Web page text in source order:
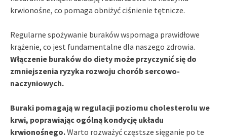
krwionośne, co pomaga obniżyć ciśnienie tętnicze.
Regularne spożywanie buraków wspomaga prawidłowe
krążenie, co jest fundamentalne dla naszego zdrowia.
Włączenie buraków do diety może przyczynić się do
zmniejszenia ryzyka rozwoju chorób sercowo-
naczyniowych.
Buraki pomagają w regulacji poziomu cholesterolu we
krwi, poprawiając ogólną kondycję układu
krwionośnego.Warto rozważyć częstsze sięganie po te